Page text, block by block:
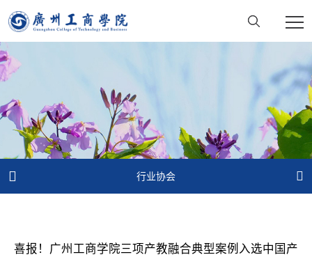
 行业协会 
喜报！广州工商学院三项产教融合典型案例入选中国产